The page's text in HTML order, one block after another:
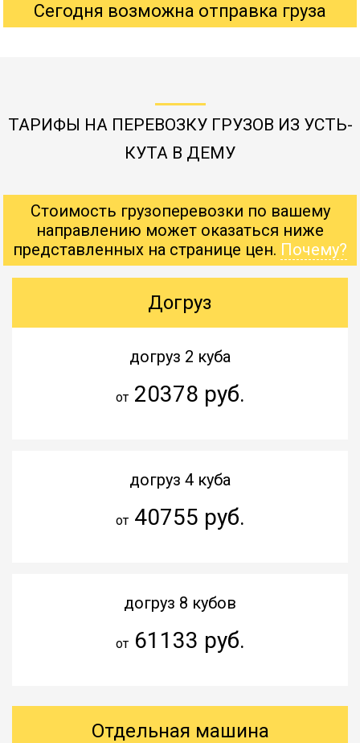
Сегодня возможна отправка груза
ТАРИФЫ НА ПЕРЕВОЗКУ ГРУЗОВ ИЗ УСТЬ-
КУТА В ДЕМУ
Стоимость грузоперевозки по вашему
направлению может оказаться ниже
представленных на странице цен. Почему?
Догруз
догруз 2 куба
от20378 руб.
догруз 4 куба
от40755 руб.
догруз 8 кубов
от61133 руб.
Отдельная машина